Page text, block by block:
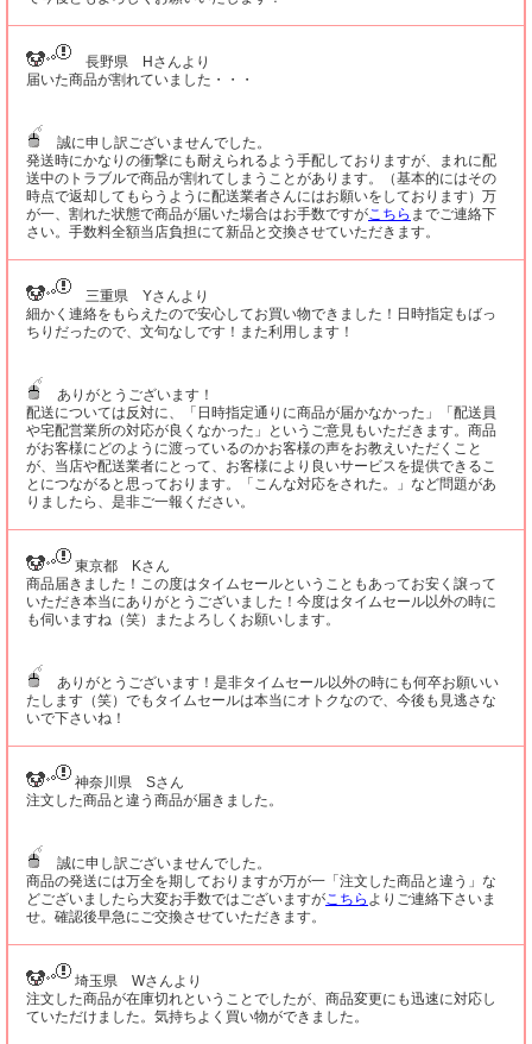
長野県 Hさんより
届いた商品が割れていました・・・
誠に申し訳ございませんでした。
発送時にかなりの衝撃にも耐えられるよう手配しておりますが、まれに配
送中のトラブルで商品が割れてしまうことがあります。（基本的にはその
時点で返却してもらうように配送業者さんにはお願いをしております）万
が一、割れた状態で商品が届いた場合はお手数ですがこちら までご連絡下
さい。手数料全額当店負担にて新品と交換させていただきます。
三重県 Yさんより
細かく連絡をもらえたので安心してお買い物できました！日時指定もばっ
ちりだったので、文句なしです！また利用します！
ありがとうございます！
配送については反対に、「日時指定通りに商品が届かなかった」「配送員
や宅配営業所の対応が良くなかった」というご意見もいただきます。商品
がお客様にどのように渡っているのかお客様の声をお教えいただくこと
が、当店や配送業者にとって、お客様により良いサービスを提供できるこ
とにつながると思っております。「こんな対応をされた。」など問題があ
りましたら、是非ご一報ください。
東京都 Kさん
商品届きました！この度はタイムセールということもあってお安く譲って
いただき本当にありがとうございました！今度はタイムセール以外の時に
も伺いますね（笑）またよろしくお願いします。
ありがとうございます！是非タイムセール以外の時にも何卒お願いい
たします（笑）でもタイムセールは本当にオトクなので、今後も見逃さな
いで下さいね！
神奈川県 Sさん
注文した商品と違う商品が届きました。
誠に申し訳ございませんでした。
商品の発送には万全を期しておりますが万が一「注文した商品と違う」な
どございましたら大変お手数ではございますがこちら よりご連絡下さいま
せ。確認後早急にご交換させていただきます。
埼玉県 Wさんより
注文した商品が在庫切れということでしたが、商品変更にも迅速に対応し
ていただけました。気持ちよく買い物ができました。